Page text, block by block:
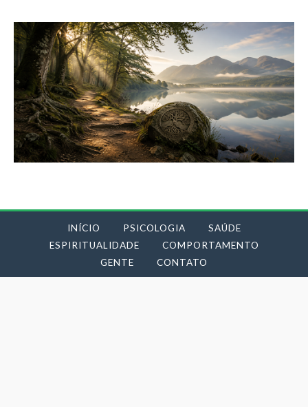
INÍCIO PSICOLOGIA
SAÚDE
ESPIRITUALIDADE
COMPORTAMENTO
GENTE
CONTATO